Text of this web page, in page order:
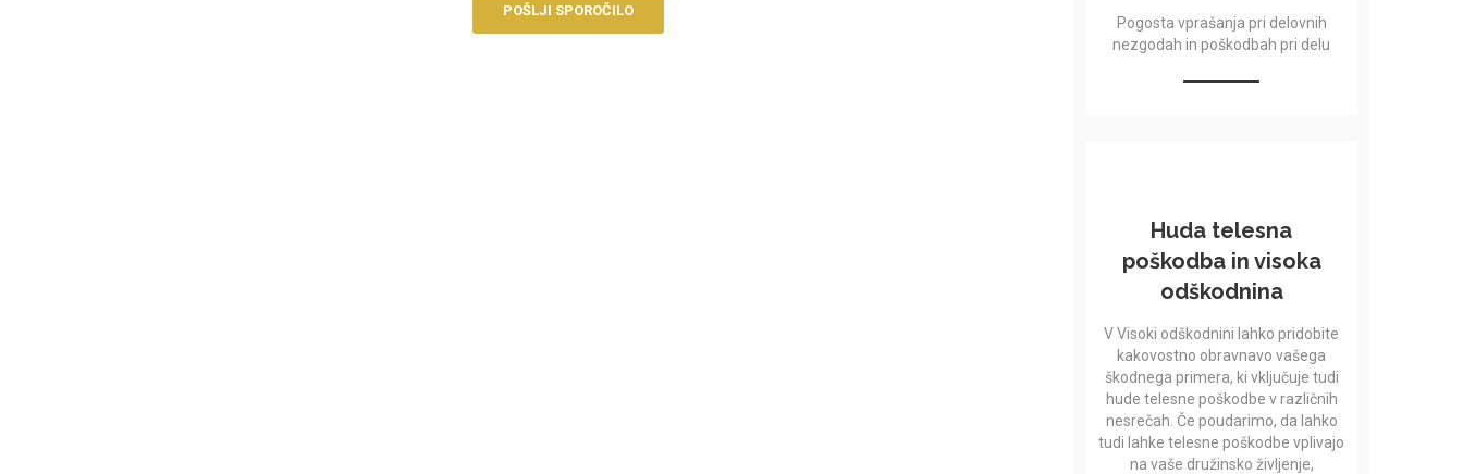
POŠLJI SPOROČILO
Pogosta vprašanja pri delovnih
nezgodah in poškodbah pri delu
Huda telesna
poškodba in visoka
odškodnina
V Visoki odškodnini lahko pridobite
kakovostno obravnavo vašega
škodnega primera, ki vključuje tudi
hude telesne poškodbe v različnih
nesrečah. Če poudarimo, da lahko
tudi lahke telesne poškodbe vplivajo
na vaše družinsko življenje,